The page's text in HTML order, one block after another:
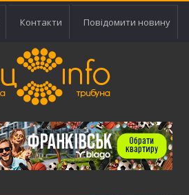
Контакти Повідомити новину